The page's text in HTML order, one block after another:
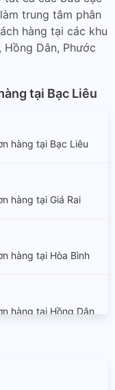
làm trung tâm phân
hàng tại các khu
Hồng Dân, Phước
tại Bạc Liêu
hàng tại Bạc Liêu
hàng tại Giá Rai
hàng tại Hòa Bình
hàng tại Hồng Dân